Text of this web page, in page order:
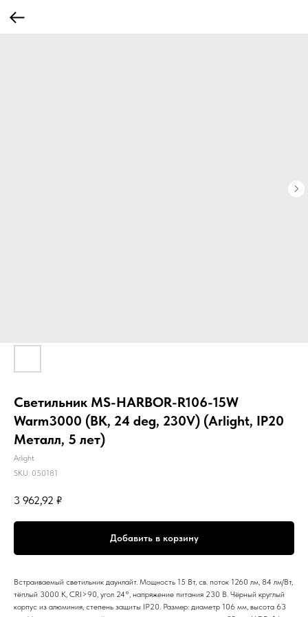
Светильник MS-HARBOR-R106-15W
Warm3000 (BK, 24 deg, 230V) (Arlight, IP20
Металл, 5 лет)
Arlight
SKU: 050181
3 962,92 ₽
Добавить в корзину
Встраиваемый светильник даунлайт. Мощность 15 Вт, св. поток 1260 лм, 84 лм/Вт,
тёплый 3000 K, CRI>90, угол 24°, напряжение питания 230 В. Чёрный круглый
корпус из алюминия, степень защиты IP20. Размер: диаметр 106 мм, высота 63